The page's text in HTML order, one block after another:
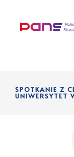
SPOTKANIE Z
UNIWERSYTET